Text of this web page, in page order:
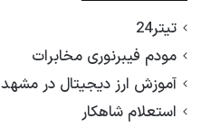
تیتر24
مودم فیبرنوری مخابرات
آموزش ارز دیجیتال در مشهد
استعلام شاهکار